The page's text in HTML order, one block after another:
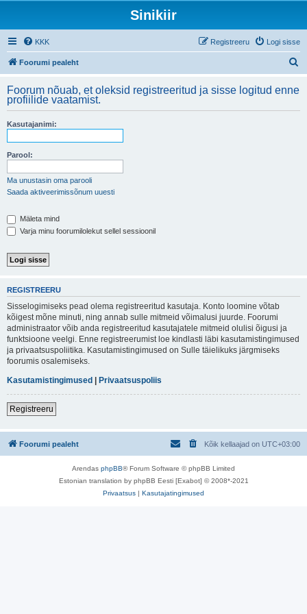
Sinikiir
KKK Logi sisse
Registreeru
Foorumi pealeht
i
Foorum nõuab, et oleksid registreeritud ja sisse logitud enne
profiilide vaatamist.
Kasutajanimi:
Parool:
Ma unustasin oma parooli
Saada aktiveerimissõnum uuesti
Mäleta mind
Varja minu foorumilolekut sellel sessioonil
REGISTREERU
Sisselogimiseks pead olema registreeritud kasutaja. Konto loomine võtab
kõigest mõne minuti, ning annab sulle mitmeid võimalusi juurde. Foorumi
administraator võib anda registreeritud kasutajatele mitmeid olulisi õigusi ja
funktsioone veelgi. Enne registreerumist loe kindlasti läbi kasutamistingimused
ja privaatsuspoliitika. Kasutamistingimused on Sulle täielikuks järgmiseks
foorumis osalemiseks.
Kasutamistingimused | Privaatsuspoliis
Registreeru
Foorumi pealeht Kõik kellaajad on UTC+03:00
Arendas phpBB® Forum Software © phpBB Limited
Estonian translation by phpBB Eesti [Exabot] © 2008*-2021
Privaatsus | Kasutajatingimused